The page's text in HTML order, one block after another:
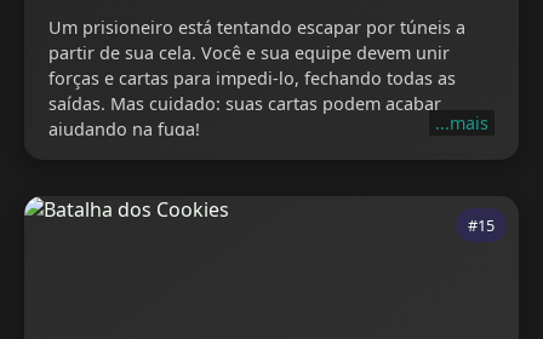
Um prisioneiro está tentando escapar por túneis a
partir de sua cela. Você e sua equipe devem unir
forças e cartas para impedi-lo, fechando todas as
saídas. Mas cuidado: suas cartas podem acabar
ajudando na fuga!
...mais
#15